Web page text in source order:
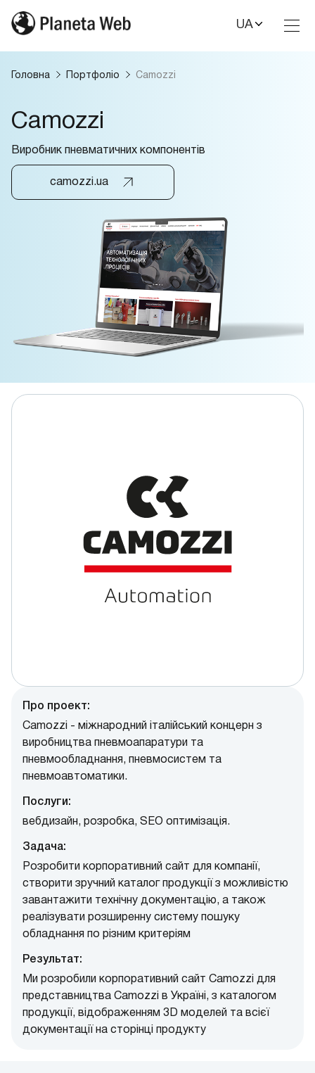
UA
Головна Портфоліо Camozzi
Camozzi
Виробник пневматичних компонентів
camozzi.ua
Про проект:
Camozzi - міжнародний італійський концерн з
виробництва пневмоапаратури та
пневмообладнання, пневмосистем та
пневмоавтоматики.
Послуги:
вебдизайн, pозробка, SEO оптимізація.
Задача:
Розробити корпоративний сайт для компанії,
створити зручний каталог продукції з можливістю
завантажити технічну документацію, а також
реалізувати розширенну систему пошуку
обладнання по різним критеріям
Результат:
Ми розробили корпоративний сайт Camozzi для
представництва Camozzi в Україні, з каталогом
продукції, відображенням 3D моделей та всієї
документації на сторінці продукту